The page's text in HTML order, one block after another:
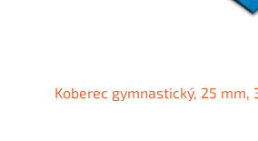
Koberec gymnastický, 25 mm,